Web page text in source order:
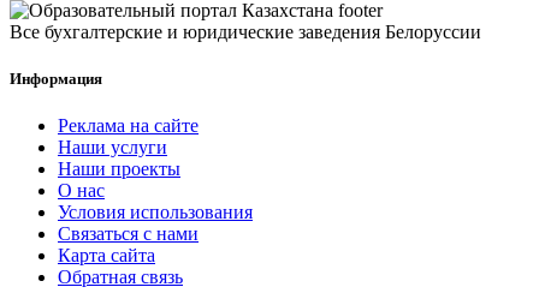
Все бухгалтерские и юридические заведения Белоруссии
Информация
Реклама на сайте
Наши услуги
Наши проекты
О нас
Условия использования
Связаться с нами
Карта сайта
Обратная связь